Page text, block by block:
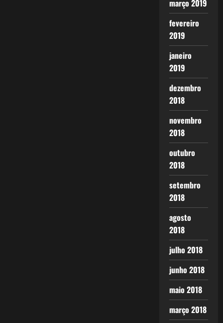
março 2019
fevereiro
2019
janeiro
2019
dezembro
2018
novembro
2018
outubro
2018
setembro
2018
agosto
2018
julho 2018
junho 2018
maio 2018
março 2018